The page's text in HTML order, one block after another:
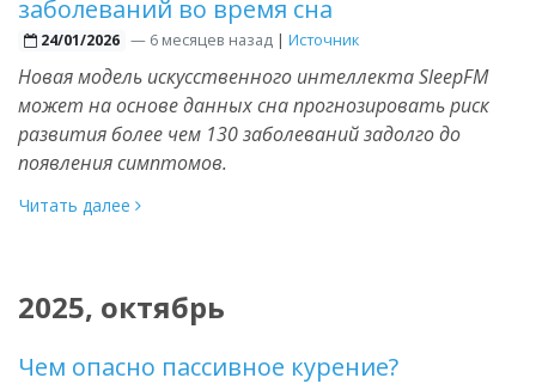
заболеваний во время сна
24/01/2026 —6 месяцев назад | Источник
Новая модель искусственного интеллекта SleepFM
может на основе данных сна прогнозировать риск
развития более чем 130 заболеваний задолго до
появления симптомов.
Читать далее
2025, октябрь
Чем опасно пассивное курение?